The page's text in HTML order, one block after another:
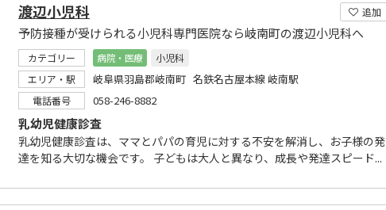
追加
渡辺小児科
予防接種が受けられる小児科専門医院なら岐南町の渡辺小児科へ
カテゴリー 病院・医療
小児科
エリア・駅
岐阜県羽島郡岐南町 名鉄名古屋本線 岐南駅
電話番号 058-246-8882
乳幼児健康診査
乳幼児健康診査は、ママとパパの育児に対する不安を解消し、お子様の発
達を知る大切な機会です。 子どもは大人と異なり、成長や発達スピード...